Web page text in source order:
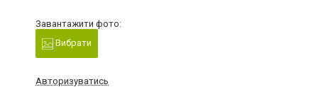
Завантажити фото:
Вибрати
Авторизуватись